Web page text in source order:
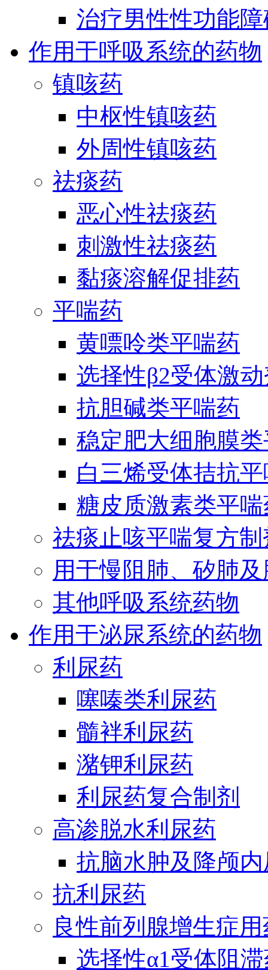
治疗男性性功能
作用于呼吸系统的药物
镇咳药
中枢性镇咳药
外周性镇咳药
祛痰药
恶心性祛痰药
刺激性祛痰药
黏痰溶解促排药
平喘药
黄嘌呤类平喘药
选择性β2受体激
抗胆碱类平喘药
稳定肥大细胞膜
白三烯受体拮抗
糖皮质激素类平
祛痰止咳平喘复方制
用于慢阻肺、矽肺
其他呼吸系统药物
作用于泌尿系统的药物
利尿药
噻嗪类利尿药
髓袢利尿药
潴钾利尿药
利尿药复合制剂
高渗脱水利尿药
抗脑水肿及降颅
抗利尿药
良性前列腺增生症
选择性α1受体阻